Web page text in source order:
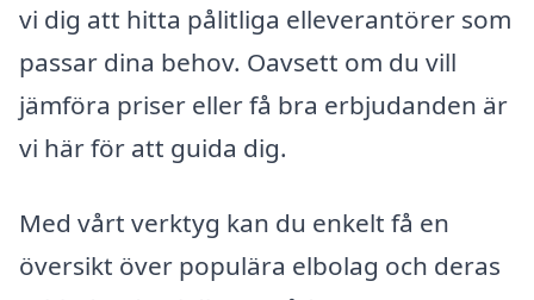
vi dig att hitta pålitliga elleverantörer som
passar dina behov. Oavsett om du vill
jämföra priser eller få bra erbjudanden är
vi här för att guida dig.
Med vårt verktyg kan du enkelt få en
översikt över populära elbolag och deras